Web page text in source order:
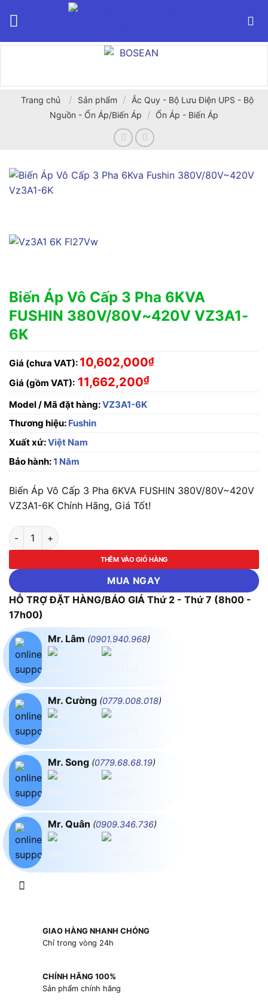
Trang chủ / Sản phẩm /
Ắc Quy - Bộ Lưu Điện UPS - Bộ
Nguồn - Ổn Áp/Biến Áp
/ Ổn Áp - Biến Áp
Biến Áp Vô Cấp 3 Pha 6KVA
FUSHIN 380V/80V~420V VZ3A1-
6K
Giá (chưa VAT): 10,602,000₫
Giá (gồm VAT): 11,662,200₫
Model / Mã đặt hàng:VZ3A1-6K
Thương hiệu: Fushin
Xuất xứ:Việt Nam
Bảo hành:1 Năm
Biến Áp Vô Cấp 3 Pha 6KVA FUSHIN 380V/80V~420V
VZ3A1-6K Chính Hãng, Giá Tốt!
Biến Áp Vô Cấp 3 Pha 6KVA FUSHIN 380V/80V~420V
THÊM VÀO GIỎ HÀNG
MUA NGAY
HỖ TRỢ ĐẶT HÀNG/BÁO GIÁ Thứ 2 - Thứ 7 (8h00 -
17h00)
Mr. Lâm (0901.940.968)
Mr. Cường (0779.008.018)
Mr. Song (0779.68.68.19)
Mr. Quân (0909.346.736)
GIAO HÀNG NHANH CHÓNG
Chỉ trong vòng 24h
CHÍNH HÃNG 100%
Sản phẩm chính hãng